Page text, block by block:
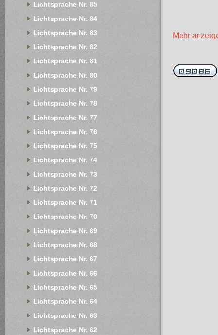
Mehr
Lichtsprache Nr. 85
Lichtsprache Nr. 84
Lichtsprache Nr. 83
Lichtsprache Nr. 82
Lichtsprache Nr. 81
Lichtsprache Nr. 80
Lichtsprache Nr. 79
Lichtsprache Nr. 78
Lichtsprache Nr. 77
Lichtsprache Nr. 76
Lichtsprache Nr. 75
Lichtsprache Nr. 74
Lichtsprache Nr. 73
Lichtsprache Nr. 72
Lichtsprache Nr. 71
Lichtsprache Nr. 70
Lichtsprache Nr. 69
Lichtsprache Nr. 68
Lichtsprache Nr. 67
Lichtsprache Nr. 66
Lichtsprache Nr. 65
Lichtsprache Nr. 64
Lichtsprache Nr. 63
Lichtsprache Nr. 62